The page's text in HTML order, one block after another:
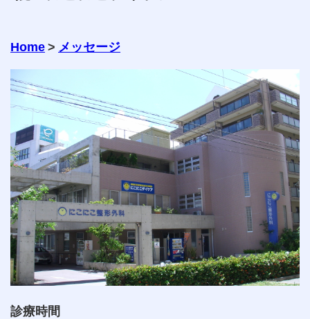
Home > メッセージ
診療時間